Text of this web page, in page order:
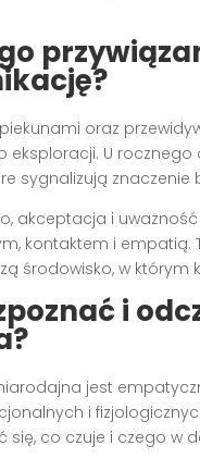
oraz
eksploracji. U
sygnalizują
akceptacja i
kontaktem i empatią.
środowisko, w
i
jest
i
się, co czuje i czego w